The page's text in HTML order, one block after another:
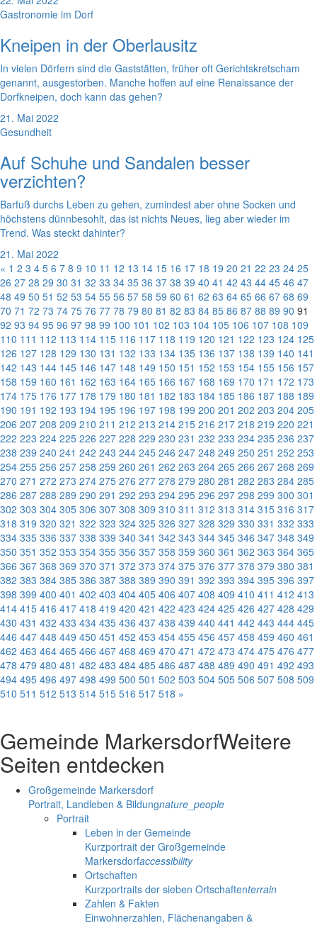
Gastronomie im Dorf
Kneipen in der Oberlausitz
In vielen Dörfern sind die Gaststätten, früher oft Gerichtskretscham
genannt, ausgestorben. Manche hoffen auf eine Renaissance der
Dorfkneipen, doch kann das gehen?
21. Mai 2022
Gesundheit
Auf Schuhe und Sandalen besser
verzichten?
Barfuß durchs Leben zu gehen, zumindest aber ohne Socken und
höchstens dünnbesohlt, das ist nichts Neues, lieg aber wieder im
Trend. Was steckt dahinter?
21. Mai 2022
« 1 2 3 4 5 6 7 8 9 10 11 12 13 14 15 16 17 18 19 20 21 22 23 24 25
26 27 28 29 30 31 32 33 34 35 36 37 38 39 40 41 42 43 44 45 46 47
48 49 50 51 52 53 54 55 56 57 58 59 60 61 62 63 64 65 66 67 68 69
70 71 72 73 74 75 76 77 78 79 80 81 82 83 84 85 86 87 88 89 90 91
92 93 94 95 96 97 98 99 100 101 102 103 104 105 106 107 108 109
110 111 112 113 114 115 116 117 118 119 120 121 122 123 124 125
126 127 128 129 130 131 132 133 134 135 136 137 138 139 140 141
142 143 144 145 146 147 148 149 150 151 152 153 154 155 156 157
158 159 160 161 162 163 164 165 166 167 168 169 170 171 172 173
174 175 176 177 178 179 180 181 182 183 184 185 186 187 188 189
190 191 192 193 194 195 196 197 198 199 200 201 202 203 204 205
206 207 208 209 210 211 212 213 214 215 216 217 218 219 220 221
222 223 224 225 226 227 228 229 230 231 232 233 234 235 236 237
238 239 240 241 242 243 244 245 246 247 248 249 250 251 252 253
254 255 256 257 258 259 260 261 262 263 264 265 266 267 268 269
270 271 272 273 274 275 276 277 278 279 280 281 282 283 284 285
286 287 288 289 290 291 292 293 294 295 296 297 298 299 300 301
302 303 304 305 306 307 308 309 310 311 312 313 314 315 316 317
318 319 320 321 322 323 324 325 326 327 328 329 330 331 332 333
334 335 336 337 338 339 340 341 342 343 344 345 346 347 348 349
350 351 352 353 354 355 356 357 358 359 360 361 362 363 364 365
366 367 368 369 370 371 372 373 374 375 376 377 378 379 380 381
382 383 384 385 386 387 388 389 390 391 392 393 394 395 396 397
398 399 400 401 402 403 404 405 406 407 408 409 410 411 412 413
414 415 416 417 418 419 420 421 422 423 424 425 426 427 428 429
430 431 432 433 434 435 436 437 438 439 440 441 442 443 444 445
446 447 448 449 450 451 452 453 454 455 456 457 458 459 460 461
462 463 464 465 466 467 468 469 470 471 472 473 474 475 476 477
478 479 480 481 482 483 484 485 486 487 488 489 490 491 492 493
494 495 496 497 498 499 500 501 502 503 504 505 506 507 508 509
510 511 512 513 514 515 516 517 518 »
Gemeinde MarkersdorfWeitere
Seiten entdecken
Großgemeinde Markersdorf
Portrait, Landleben & Bildungnature_people
Portrait
Leben in der Gemeinde
Kurzportrait der Großgemeinde
Markersdorfaccessibility
Ortschaften
Kurzportraits der sieben Ortschaftenterrain
Zahlen & Fakten
Einwohnerzahlen, Flächenangaben &